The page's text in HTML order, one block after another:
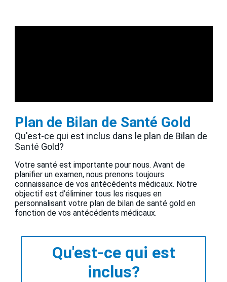
Plan de Bilan de Santé Gold
Qu'est-ce qui est inclus dans le plan de Bilan de
Santé Gold?
Votre santé est importante pour nous. Avant de
planifier un examen, nous prenons toujours
connaissance de vos antécédents médicaux. Notre
objectif est d’éliminer tous les risques en
personnalisant votre plan de bilan de santé gold en
fonction de vos antécédents médicaux.
Qu'est-ce qui est
inclus?